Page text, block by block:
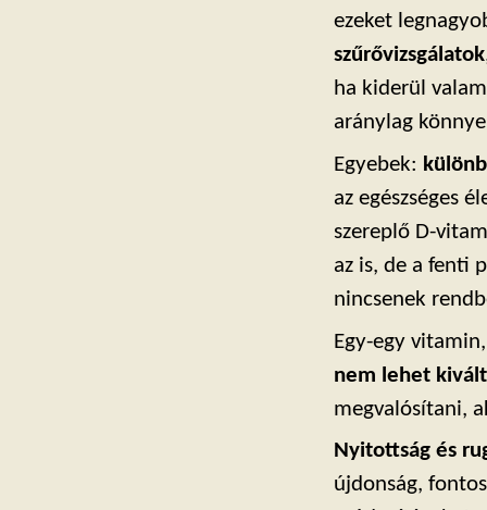
ezeket
szűrővizsgálatok
ha kiderül
aránylag
Egyebek:
az egészséges
szereplő D-
az is, de a fenti
nincsenek
Egy-egy
nem lehet
megvalósítani,
Nyitottság és
újdonság,